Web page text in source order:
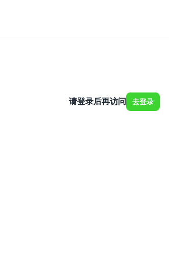
请登录后再访问 去登录